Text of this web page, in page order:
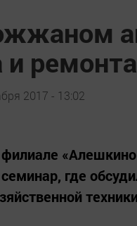
и
2017 - 13:02
филиале
где